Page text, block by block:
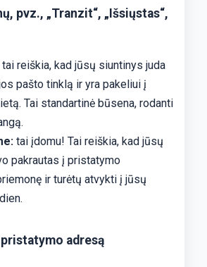
pvz., „Tranzit“, „Išsiųstas“,
tai reiškia, kad jūsų siuntinys juda
pašto tinklą ir yra pakeliui į
Tai standartinė būsena, rodanti
tai įdomu! Tai reiškia, kad jūsų
pakrautas į pristatymo
ir turėtų atvykti į jūsų
adresą